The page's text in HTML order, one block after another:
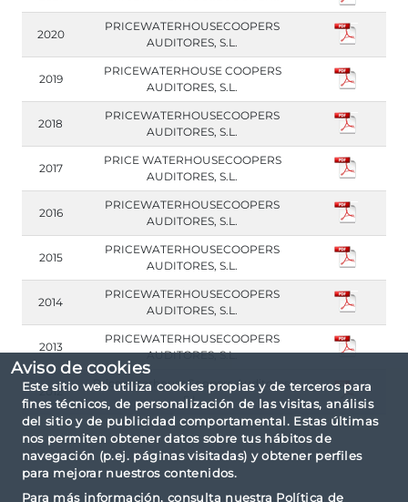
Aviso de cookies
Este sitio web utiliza cookies propias y de terceros para
fines técnicos, de personalización de las visitas, análisis
del sitio y de publicidad comportamental. Estas últimas
nos permiten obtener datos sobre tus hábitos de
navegación (p.ej. páginas visitadas) y obtener perfiles
para mejorar nuestros contenidos.
Para más información, consulta nuestra Política de
2020
PRICEWATERHOUSECOOPERS
AUDITORES, S.L.
2019
PRICEWATERHOUSE COOPERS
AUDITORES, S.L.
2018
PRICEWATERHOUSECOOPERS
AUDITORES, S.L.
2017
PRICE WATERHOUSECOOPERS
AUDITORES, S.L.
2016
PRICEWATERHOUSECOOPERS
AUDITORES, S.L.
2015
PRICEWATERHOUSECOOPERS
AUDITORES, S.L.
2014
PRICEWATERHOUSECOOPERS
AUDITORES, S.L.
2013
PRICEWATERHOUSECOOPERS
AUDITORES, S.L.
2012
PricewaterhouseCoopers Auditores,
S.L.